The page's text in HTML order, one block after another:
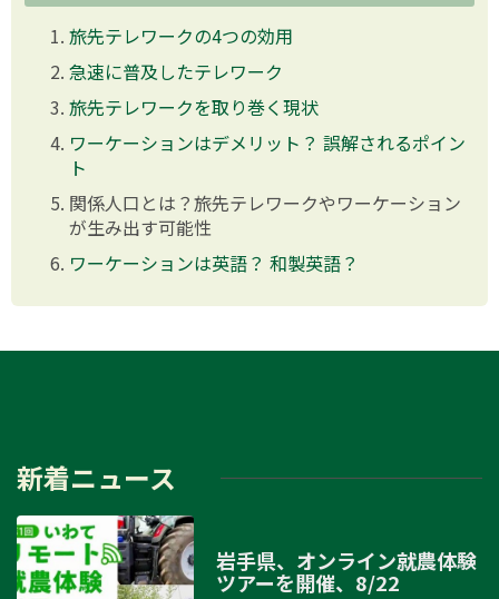
旅先テレワークの4つの効用
急速に普及したテレワーク
旅先テレワークを取り巻く現状
ワーケーションはデメリット？ 誤解されるポイン
ト
関係人口とは？旅先テレワークやワーケーション
が生み出す可能性
ワーケーションは英語？ 和製英語？
新着ニュース
岩手県、オンライン就農体験
ツアーを開催、8/22